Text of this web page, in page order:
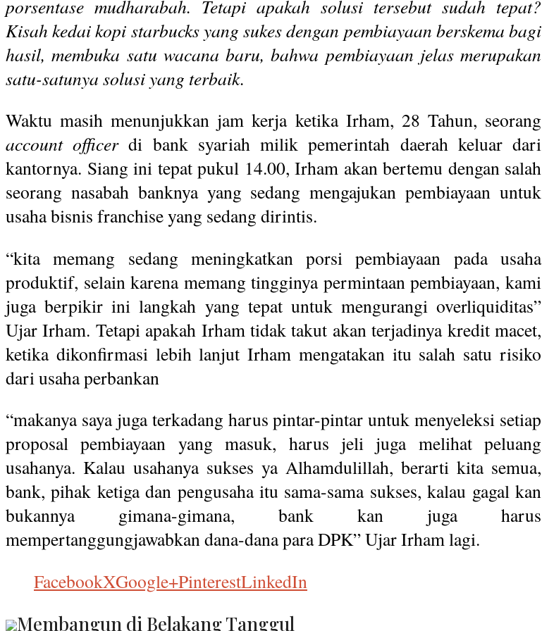
porsentase mudharabah. Tetapi apakah solusi tersebut sudah tepat?
Kisah kedai kopi starbucks yang sukes dengan pembiayaan berskema bagi
hasil, membuka satu wacana baru, bahwa pembiayaan jelas merupakan
satu-satunya solusi yang terbaik.
Waktu masih menunjukkan jam kerja ketika Irham, 28 Tahun, seorang
account officerdi bank syariah milik pemerintah daerah keluar dari
kantornya. Siang ini tepat pukul 14.00, Irham akan bertemu dengan salah
seorang nasabah banknya yang sedang mengajukan pembiayaan untuk
usaha bisnis franchise yang sedang dirintis.
“kita memang sedang meningkatkan porsi pembiayaan pada usaha
produktif, selain karena memang tingginya permintaan pembiayaan, kami
juga berpikir ini langkah yang tepat untuk mengurangi overliquiditas”
Ujar Irham. Tetapi apakah Irham tidak takut akan terjadinya kredit macet,
ketika dikonfirmasi lebih lanjut Irham mengatakan itu salah satu risiko
dari usaha perbankan
“makanya saya juga terkadang harus pintar-pintar untuk menyeleksi setiap
proposal pembiayaan yang masuk, harus jeli juga melihat peluang
usahanya. Kalau usahanya sukses ya Alhamdulillah, berarti kita semua,
bank, pihak ketiga dan pengusaha itu sama-sama sukses, kalau gagal kan
bukannya gimana-gimana, bank kan juga harus
mempertanggungjawabkan dana-dana para DPK” Ujar Irham lagi.
FacebookXGoogle+PinterestLinkedIn
Membangun di Belakang Tanggul